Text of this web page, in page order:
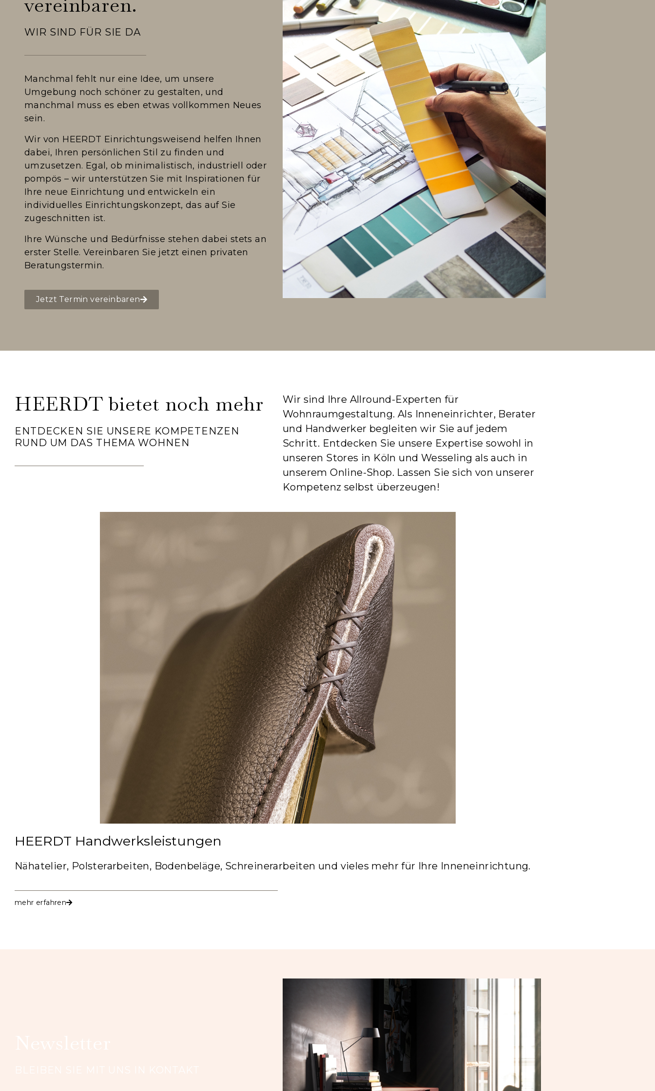
WIR SIND FÜR SIE DA
Manchmal fehlt nur eine Idee, um unsere
Umgebung noch schöner zu gestalten, und
manchmal muss es eben etwas vollkommen Neues
sein.
Wir von HEERDT Einrichtungsweisend helfen Ihnen
dabei, Ihren persönlichen Stil zu finden und
umzusetzen. Egal, ob minimalistisch, industriell oder
pompös – wir unterstützen Sie mit Inspirationen für
Ihre neue Einrichtung und entwickeln ein
individuelles Einrichtungskonzept, das auf Sie
zugeschnitten ist.
Ihre Wünsche und Bedürfnisse stehen dabei stets an
erster Stelle. Vereinbaren Sie jetzt einen privaten
Beratungstermin.
Jetzt Termin vereinbaren
HEERDT bietet noch mehr
ENTDECKEN SIE UNSERE KOMPETENZEN
RUND UM DAS THEMA WOHNEN
Wir sind Ihre Allround-Experten für
Wohnraumgestaltung. Als Inneneinrichter, Berater
und Handwerker begleiten wir Sie auf jedem
Schritt. Entdecken Sie unsere Expertise sowohl in
unseren Stores in Köln und Wesseling als auch in
unserem Online-Shop. Lassen Sie sich von unserer
Kompetenz selbst überzeugen!
HEERDT Handwerksleistungen
Nähatelier, Polsterarbeiten, Bodenbeläge, Schreinerarbeiten und vieles mehr für Ihre Inneneinrichtung.
mehr erfahren